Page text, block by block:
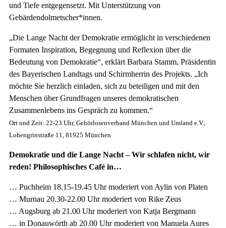
und Tiefe entgegensetzt. Mit Unterstützung von
Gebärdendolmetscher*innen.
„Die Lange Nacht der Demokratie ermöglicht in verschiedenen
Formaten Inspiration, Begegnung und Reflexion über die
Bedeutung von Demokratie“, erklärt Barbara Stamm, Präsidentin
des Bayerischen Landtags und Schirmherrin des Projekts. „Ich
möchte Sie herzlich einladen, sich zu beteiligen und mit den
Menschen über Grundfragen unseres demokratischen
Zusammenlebens ins Gespräch zu kommen.“
Ort und Zeit: 22-23 Uhr, Gehörlosenverband München und Umland e.V.,
Lohengrinstraße 11, 81925 München
Demokratie und die Lange Nacht – Wir schlafen nicht, wir
reden! Philosophisches Café in…
… Puchheim 18.15-19.45 Uhr moderiert von Aylin von Platen
… Murnau 20.30-22.00 Uhr moderiert von Rike Zeus
… Augsburg ab 21.00 Uhr moderiert von Katja Bergmann
… in Donauwörth ab 20.00 Uhr moderiert von Manuela Aures